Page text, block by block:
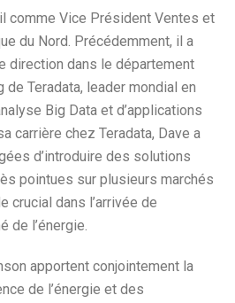
comme Vice Président Ventes et
du Nord. Précédemment, il a
direction dans le département
Teradata, leader mondial en
Big Data et d’applications
carrière chez Teradata, Dave a
d’introduire des solutions
pointues sur plusieurs marchés
crucial dans l’arrivée de
de l’énergie.
apportent conjointement la
de l’énergie et des